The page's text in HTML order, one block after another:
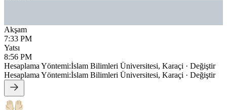
Akşam
7:33 PM
Yatsı
8:56 PM
Hesaplama Yöntemi:İslam Bilimleri Üniversitesi, Karaçi · Değiştir
Hesaplama Yöntemi:İslam Bilimleri Üniversitesi, Karaçi · Değiştir